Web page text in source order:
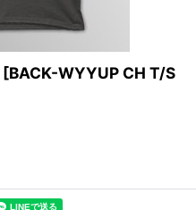
[BACK-WYYUP CH T/S